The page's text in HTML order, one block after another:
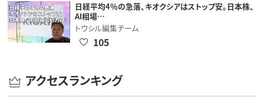
日経平均4％の急落、キオクシアはストップ安。日本株、
AI相場…
トウシル編集チーム
105
アクセスランキング